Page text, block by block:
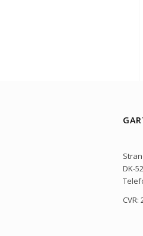
DK-
CVR: